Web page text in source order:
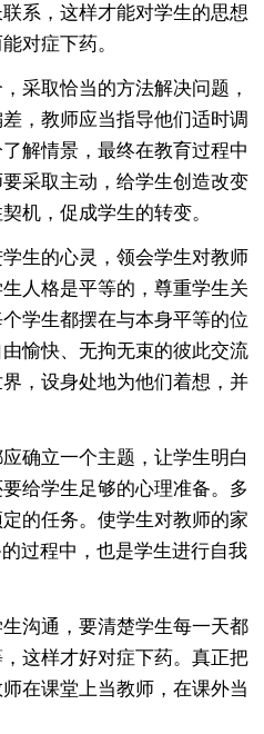
系，这样才能对学生的思想
对症下药。
采取恰当的方法解决问题，
，教师应当指导他们适时调
解情景，最终在教育过程中
采取主动，给学生创造改变
机，促成学生的转变。
生的心灵，领会学生对教师
人格是平等的，尊重学生关
学生都摆在与本身平等的位
愉快、无拘无束的彼此交流
，设身处地为他们着想，并
确立一个主题，让学生明白
给学生足够的心理准备。多
的任务。使学生对教师的家
过程中，也是学生进行自我
沟通，要清楚学生每一天都
这样才好对症下药。真正把
在课堂上当教师，在课外当